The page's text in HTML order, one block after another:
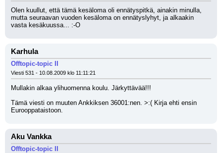
Olen kuullut, että tämä kesäloma oli ennätyspitkä, ainakin minulla,
mutta seuraavan vuoden kesäloma on ennätyslyhyt, ja alkaakin
vasta kesäkuussa... :-O
Karhula
Offtopic-topic II
Viesti 531 - 10.08.2009 klo 11:11:21
Mullakin alkaa ylihuomenna koulu. Järkyttävää!!!
Tämä viesti on muuten Ankkiksen 36001:nen. >:( Kirja ehti ensin
Eurooppataistoon.
Aku Vankka
Offtopic-topic II